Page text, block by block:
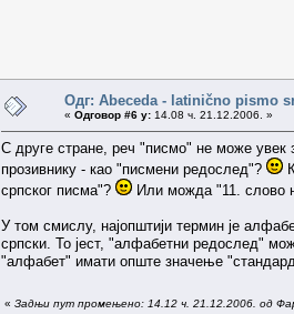
Одг: Abeceda - latinično pismo
« Одговор #6 у: 14.08 ч. 21.12.2006. »
С друге стране, реч "писмо" не може увек
прозивнику - као "писмени редослед"?
српског писма"?
Или можда "11. слово
У том смислу, најопштији термин је
српски. То јест, "алфабетни редослед"
"алфабет" имати опште значење
« Задњи пут промењено: 14.12 ч. 21.12.2006. од